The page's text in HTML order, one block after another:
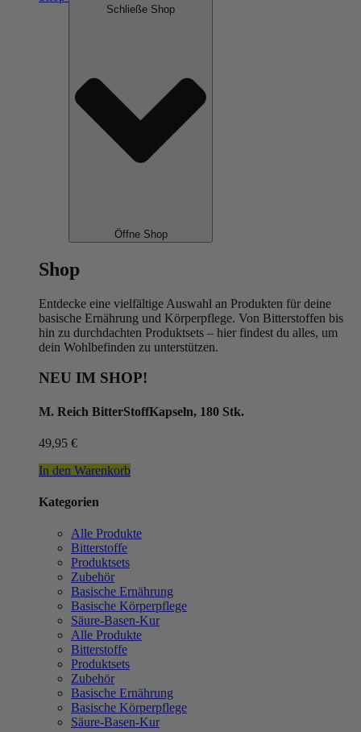
Schließe Shop
Öffne Shop
Shop
Entdecke eine vielfältige Auswahl an Produkten für deine
basische Ernährung und Körperpflege. Von Bitterstoffen bis
hin zu durchdachten Produktsets – hier findest du alles, um
dein Wohlbefinden zu unterstützen.
NEU IM SHOP!
M. Reich BitterStoffKapseln, 180 Stk.
49,95 €
In den Warenkorb
Kategorien
Alle Produkte
Bitterstoffe
Produktsets
Zubehör
Basische Ernährung
Basische Körperpflege
Säure-Basen-Kur
Alle Produkte
Bitterstoffe
Produktsets
Zubehör
Basische Ernährung
Basische Körperpflege
Säure-Basen-Kur